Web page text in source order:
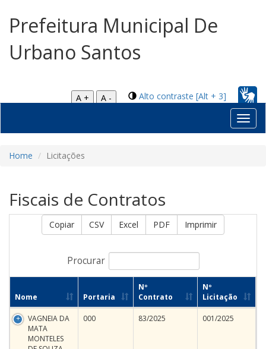
Prefeitura Municipal De
Urbano Santos
Alto contraste [Alt + 3]
A +
A -
Home Licitações
Fiscais de Contratos
Copiar CSV Excel PDF Imprimir
Procurar
Nome Portaria
Nº
Contrato
Nº
Licitação
VAGNEIA DA
MATA
MONTELES
000 83/2025 001/2025